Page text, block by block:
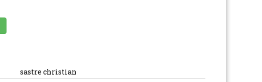
sastre christian